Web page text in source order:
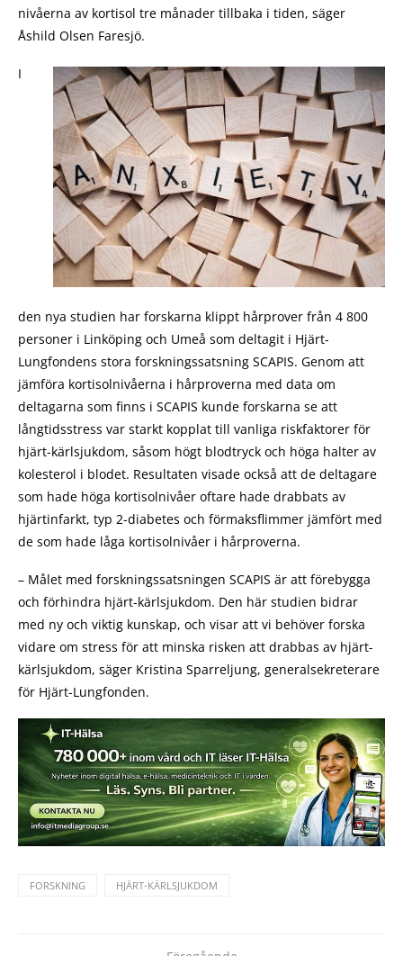
nivåerna av kortisol tre månader tillbaka i tiden, säger
Åshild Olsen Faresjö.
I
den nya studien har forskarna klippt hårprover från 4 800
personer i Linköping och Umeå som deltagit i Hjärt-
Lungfondens stora forskningssatsning SCAPIS. Genom att
jämföra kortisolnivåerna i hårproverna med data om
deltagarna som finns i SCAPIS kunde forskarna se att
långtidsstress var starkt kopplat till vanliga riskfaktorer för
hjärt-kärlsjukdom, såsom högt blodtryck och höga halter av
kolesterol i blodet. Resultaten visade också att de deltagare
som hade höga kortisolnivåer oftare hade drabbats av
hjärtinfarkt, typ 2-diabetes och förmaksflimmer jämfört med
de som hade låga kortisolnivåer i hårproverna.
– Målet med forskningssatsningen SCAPIS är att förebygga
och förhindra hjärt-kärlsjukdom. Den här studien bidrar
med ny och viktig kunskap, och visar att vi behöver forska
vidare om stress för att minska risken att drabbas av hjärt-
kärlsjukdom, säger Kristina Sparreljung, generalsekreterare
för Hjärt-Lungfonden.
FORSKNING HJÄRT-KÄRLSJUKDOM